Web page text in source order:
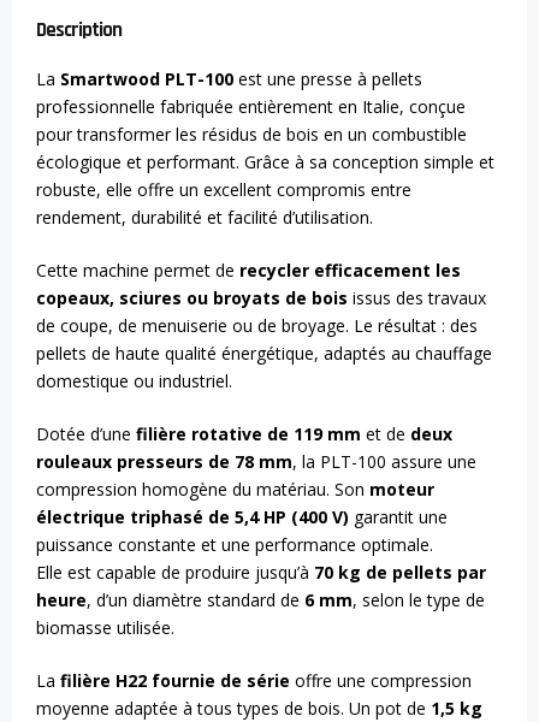
Description
La Smartwood PLT-100 est une presse à pellets
professionnelle fabriquée entièrement en Italie, conçue
pour transformer les résidus de bois en un combustible
écologique et performant. Grâce à sa conception simple et
robuste, elle offre un excellent compromis entre
rendement, durabilité et facilité d’utilisation.
Cette machine permet de recycler efficacement les
copeaux, sciures ou broyats de bois issus des travaux
de coupe, de menuiserie ou de broyage. Le résultat : des
pellets de haute qualité énergétique, adaptés au chauffage
domestique ou industriel.
Dotée d’une filière rotative de 119 mm et de deux
rouleaux presseurs de 78 mm, la PLT-100 assure une
compression homogène du matériau. Son moteur
électrique triphasé de 5,4 HP (400 V) garantit une
puissance constante et une performance optimale.
Elle est capable de produire jusqu’à 70 kg de pellets par
heure, d’un diamètre standard de 6 mm, selon le type de
biomasse utilisée.
La filière H22 fournie de série offre une compression
moyenne adaptée à tous types de bois. Un pot de 1,5 kg